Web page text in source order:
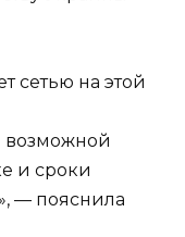
сетью на этой
возможной
и сроки
— пояснила